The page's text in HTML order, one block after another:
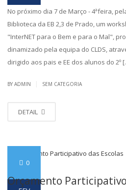
No próximo dia 7 de Março - 4ªfeira,
Biblioteca da EB 2,3 de Prado, um
"InterNET para o Bem e para o Mal",
dinamizado pela equipa do CLDS,
dirigido aos pais e EE dos alunos do 2º
BY ADMIN SEM CATEGORIA
DETAIL
0
Orçamento